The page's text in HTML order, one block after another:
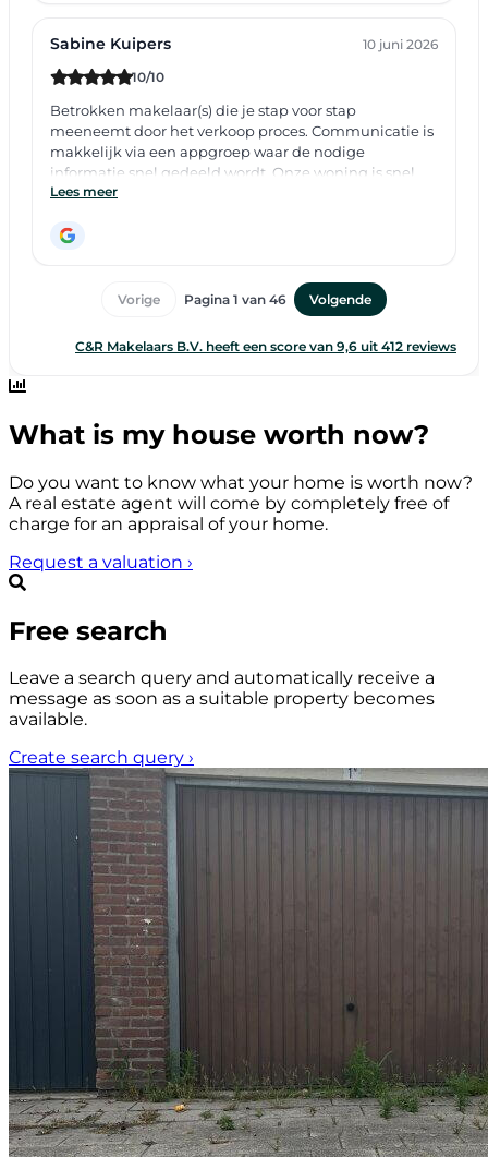
What is my house worth now?
Do you want to know what your home is worth now?
A real estate agent will come by completely free of
charge for an appraisal of your home.
Request a valuation ›
Free search
Leave a search query and automatically receive a
message as soon as a suitable property becomes
available.
Create search query ›